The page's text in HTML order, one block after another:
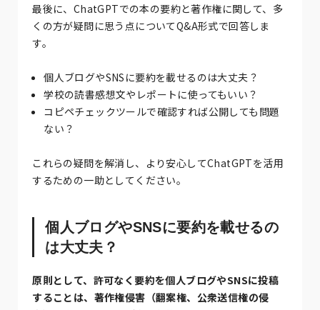
最後に、ChatGPTでの本の要約と著作権に関して、多
くの方が疑問に思う点についてQ&A形式で回答しま
す。
個人ブログやSNSに要約を載せるのは大丈夫？
学校の読書感想文やレポートに使ってもいい？
コピペチェックツールで確認すれば公開しても問題
ない？
これらの疑問を解消し、より安心してChatGPTを活用
するための一助としてください。
個人ブログやSNSに要約を載せるの
は大丈夫？
原則として、許可なく要約を個人ブログやSNSに投稿
することは、著作権侵害（翻案権、公衆送信権の侵